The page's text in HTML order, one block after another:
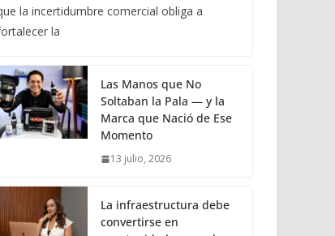
la incertidumbre comercial obliga a
la
Las Manos que No
Soltaban la Pala — y la
Marca que Nació de Ese
Momento
13 julio, 2026
La infraestructura debe
convertirse en